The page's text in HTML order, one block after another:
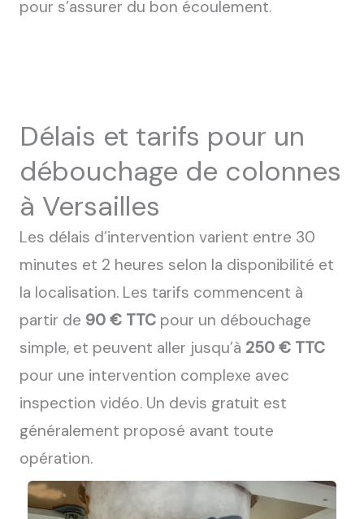
pour s’assurer du bon écoulement.
Délais et tarifs pour un
débouchage de colonnes
à Versailles
Les délais d’intervention varient entre 30
minutes et 2 heures selon la disponibilité et
la localisation. Les tarifs commencent à
partir de 90 € TTC pour un débouchage
simple, et peuvent aller jusqu’à 250 € TTC
pour une intervention complexe avec
inspection vidéo. Un devis gratuit est
généralement proposé avant toute
opération.